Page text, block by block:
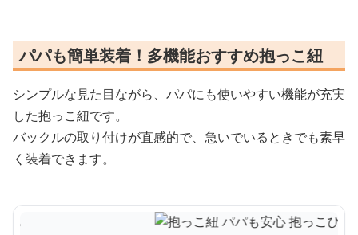
パパも簡単装着！多機能おすすめ抱っこ紐
シンプルな見た目ながら、パパにも使いやすい機能が充実
した抱っこ紐です。
バックルの取り付けが直感的で、急いでいるときでも素早
く装着できます。